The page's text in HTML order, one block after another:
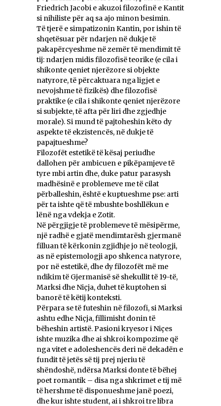
Friedrich Jacobi e akuzoi filozofinë e Kantit
si nihiliste për aq sa ajo minon besimin.
Të tjerë e simpatizonin Kantin, por ishin të
shqetësuar për ndarjen në dukje të
pakapërcyeshme në zemër të mendimit të
tij: ndarjen midis filozofisë teorike (e cila i
shikonte qeniet njerëzore si objekte
natyrore, të përcaktuara nga ligjet e
nevojshme të fizikës) dhe filozofisë
praktike (e cila i shikonte qeniet njerëzore
si subjekte, të afta për liri dhe zgjedhje
morale). Si mund të pajtoheshin këto dy
aspekte të ekzistencës, në dukje të
papajtueshme?
Filozofët estetikë të kësaj periudhe
dallohen për ambicuen e pikëpamjeve të
tyre mbi artin dhe, duke patur parasysh
madhësinë e problemeve me të cilat
përballeshin, është e kuptueshme pse: arti
për ta ishte që të mbushte boshllëkun e
lënë nga vdekja e Zotit.
Në përgjigje të problemeve të mësipërme,
një radhë e gjatë mendimtarësh gjermanë
filluan të kërkonin zgjidhje jo në teologji,
as në epistemologji apo shkenca natyrore,
por në estetikë, dhe dy filozofët më me
ndikim të Gjermanisë së shekullit të 19-të,
Marksi dhe Niçja, duhet të kuptohen si
banorë të këtij konteksti.
Përpara se të futeshin në filozofi, si Marksi
ashtu edhe Niçja, fillimisht donin të
bëheshin artistë. Pasioni kryesor i Niçes
ishte muzika dhe ai shkroi kompozime që
nga vitet e adoleshencës deri në dekadën e
fundit të jetës së tij prej njeriu të
shëndoshë, ndërsa Marksi donte të bëhej
poet romantik – disa nga shkrimet e tij më
të hershme të disponueshme janë poezi,
dhe kur ishte student, ai i shkroi tre libra